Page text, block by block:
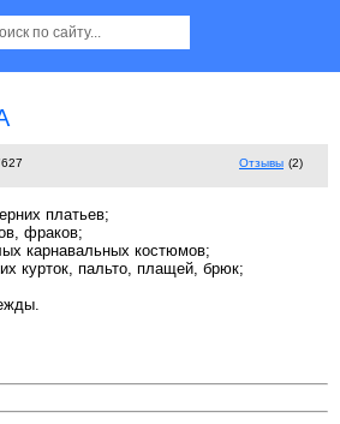
Отзывы (2)
платьев;
фраков;
карнавальных костюмов;
курток, пальто, плащей, брюк;